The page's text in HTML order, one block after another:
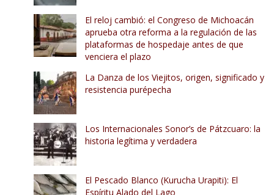
El reloj cambió: el Congreso de Michoacán
aprueba otra reforma a la regulación de las
plataformas de hospedaje antes de que
venciera el plazo
La Danza de los Viejitos, origen, significado y
resistencia purépecha
Los Internacionales Sonor’s de Pátzcuaro: la
historia legítima y verdadera
El Pescado Blanco (Kurucha Urapiti): El
Espíritu Alado del Lago